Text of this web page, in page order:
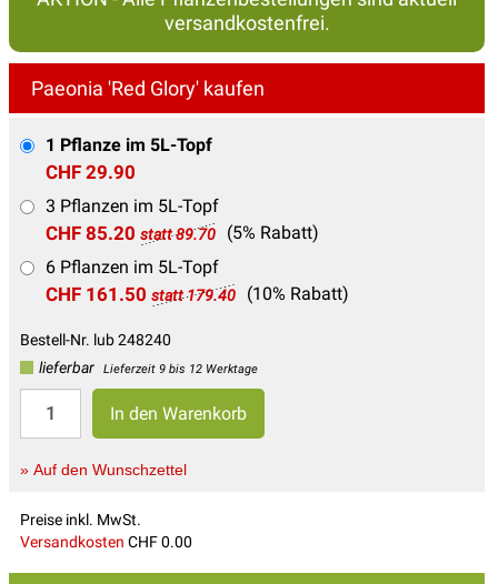
versandkostenfrei.
Paeonia 'Red Glory' kaufen
1 Pflanze im 5L-Topf
CHF 29.90
3 Pflanzen im 5L-Topf
CHF 85.20 statt 89.70
(5% Rabatt)
6 Pflanzen im 5L-Topf
CHF 161.50 statt 179.40 (10% Rabatt)
Bestell-Nr. lub 248240
lieferbar
Lieferzeit 9 bis 12 Werktage
» Auf den Wunschzettel
Preise inkl. MwSt.
Versandkosten CHF 0.00